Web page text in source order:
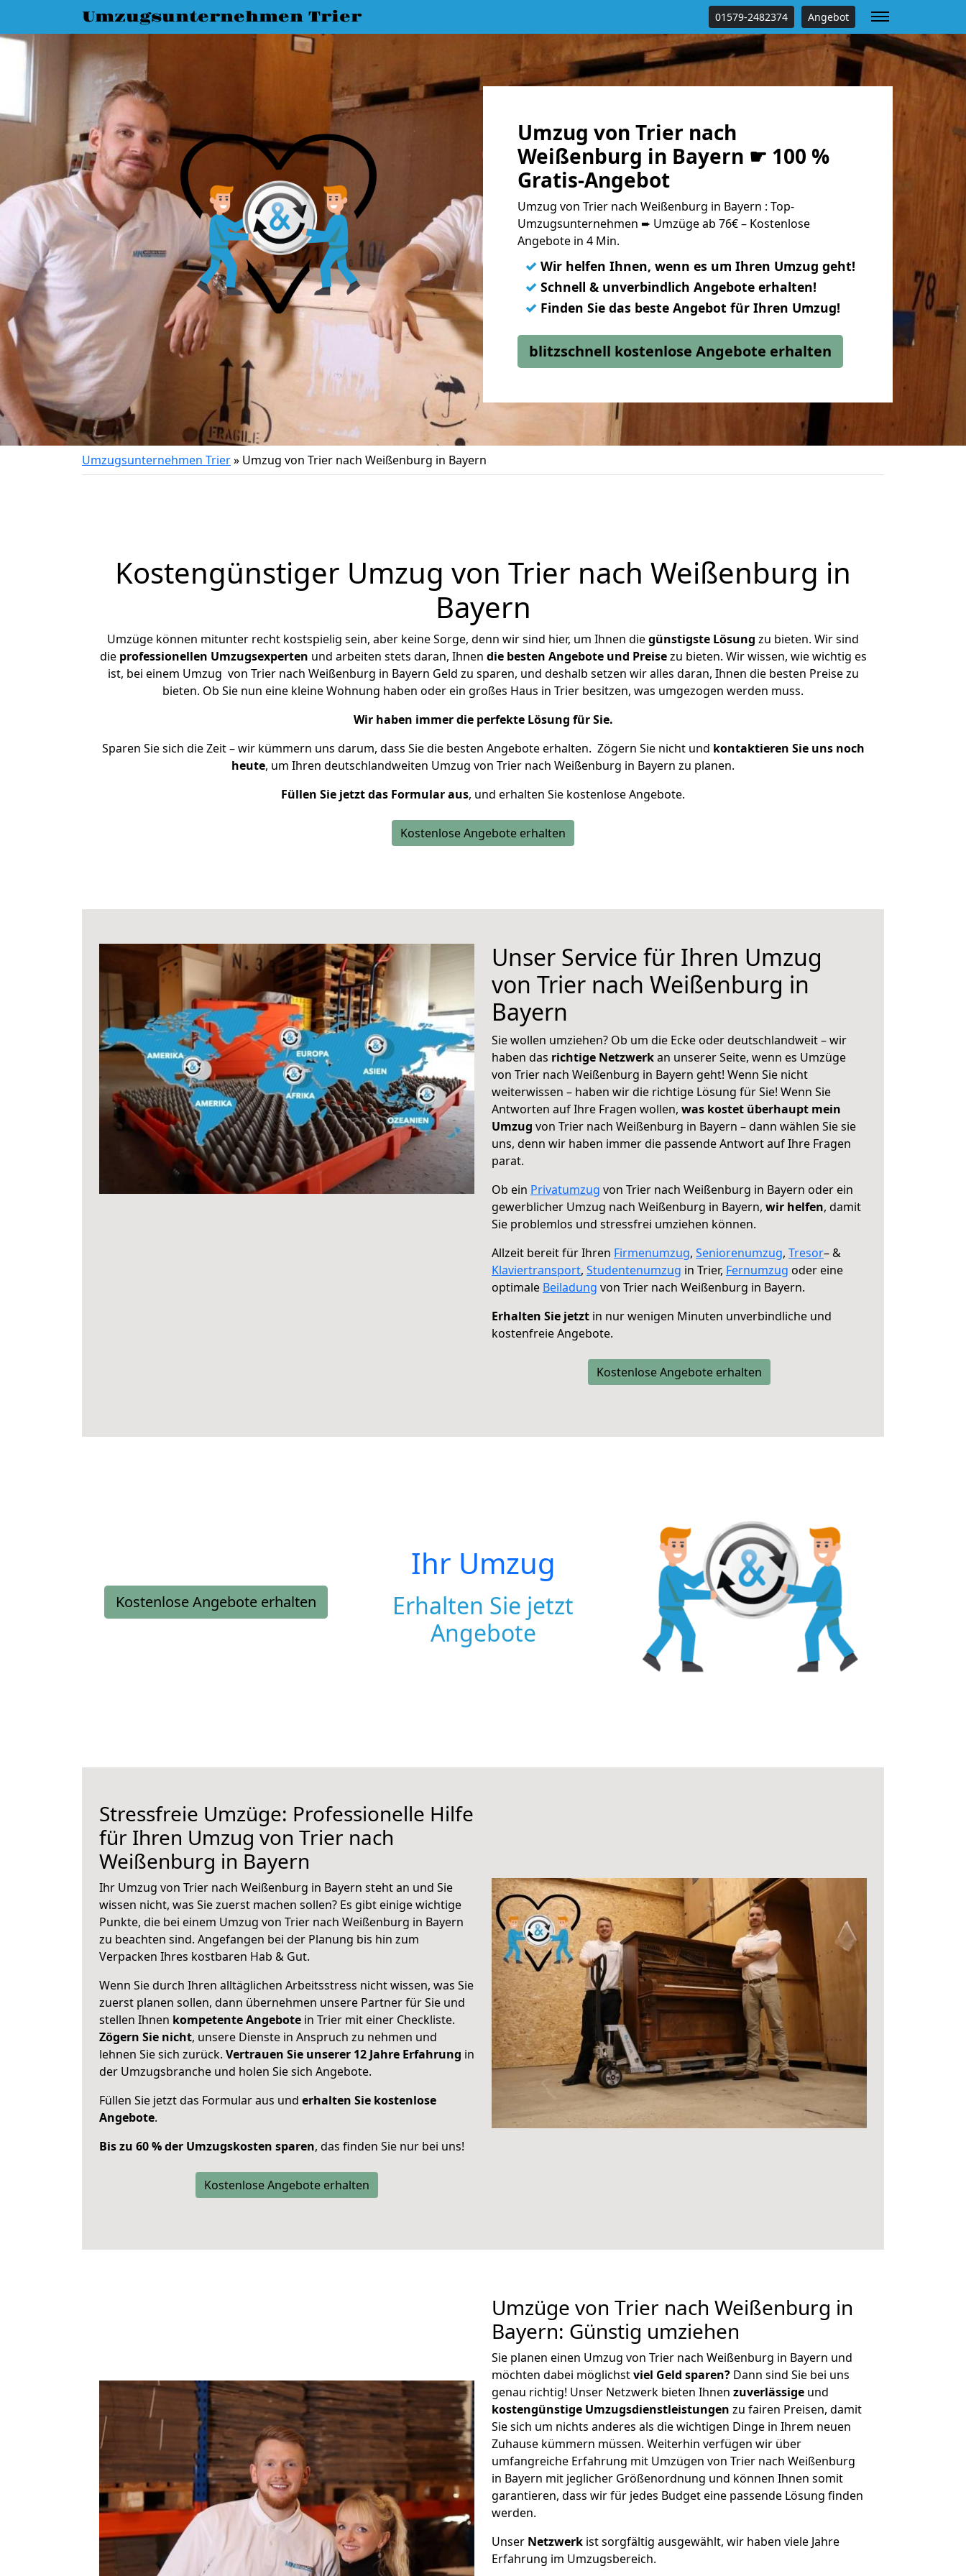
Umzugsunternehmen Trier 01579-2482374 Angebot
Umzug von Trier nach
Weißenburg in Bayern ☛ 100 %
Gratis-Angebot
Umzug von Trier nach Weißenburg in Bayern : Top-
Umzugsunternehmen ➨ Umzüge ab 76€ – Kostenlose
Angebote in 4 Min.
✓ Wir helfen Ihnen, wenn es um Ihren Umzug geht!
✓ Schnell & unverbindlich Angebote erhalten!
✓ Finden Sie das beste Angebot für Ihren Umzug!
blitzschnell kostenlose Angebote erhalten
Umzugsunternehmen Trier» Umzug von Trier nach Weißenburg in Bayern
Kostengünstiger Umzug von Trier nach Weißenburg in
Bayern
Umzüge können mitunter recht kostspielig sein, aber keine Sorge, denn wir sind hier, um Ihnen diegünstigste Lösung zu bieten. Wir sind
die professionellen Umzugsexperten und arbeiten stets daran, Ihnen die besten Angebote und Preisezu bieten. Wir wissen, wie wichtig es
ist, bei einem Umzug von Trier nach Weißenburg in Bayern Geld zu sparen, und deshalb setzen wir alles daran, Ihnen die besten Preise zu
bieten. Ob Sie nun eine kleine Wohnung haben oder ein großes Haus in Trier besitzen, was umgezogen werden muss.
Wir haben immer die perfekte Lösung für Sie.
Sparen Sie sich die Zeit – wir kümmern uns darum, dass Sie die besten Angebote erhalten. Zögern Sie nicht und kontaktieren Sie uns noch
heute, um Ihren deutschlandweiten Umzug von Trier nach Weißenburg in Bayern zu planen.
Füllen Sie jetzt das Formular aus, und erhalten Sie kostenlose Angebote.
Kostenlose Angebote erhalten
Unser Service für Ihren Umzug
von Trier nach Weißenburg in
Bayern
Sie wollen umziehen? Ob um die Ecke oder deutschlandweit – wir
haben das richtige Netzwerkan unserer Seite, wenn es Umzüge
von Trier nach Weißenburg in Bayern geht! Wenn Sie nicht
weiterwissen – haben wir die richtige Lösung für Sie! Wenn Sie
Antworten auf Ihre Fragen wollen, was kostet überhaupt mein
Umzug von Trier nach Weißenburg in Bayern – dann wählen Sie sie
uns, denn wir haben immer die passende Antwort auf Ihre Fragen
parat.
Ob ein Privatumzug von Trier nach Weißenburg in Bayern oder ein
gewerblicher Umzug nach Weißenburg in Bayern, wir helfen, damit
Sie problemlos und stressfrei umziehen können.
Allzeit bereit für Ihren Firmenumzug, Seniorenumzug, Tresor– &
Klaviertransport, Studentenumzug in Trier, Fernumzug oder eine
optimale Beiladung von Trier nach Weißenburg in Bayern.
Erhalten Sie jetzt in nur wenigen Minuten unverbindliche und
kostenfreie Angebote.
Kostenlose Angebote erhalten
Kostenlose Angebote erhalten
Ihr Umzug
Erhalten Sie jetzt
Angebote
Stressfreie Umzüge: Professionelle Hilfe
für Ihren Umzug von Trier nach
Weißenburg in Bayern
Ihr Umzug von Trier nach Weißenburg in Bayern steht an und Sie
wissen nicht, was Sie zuerst machen sollen? Es gibt einige wichtige
Punkte, die bei einem Umzug von Trier nach Weißenburg in Bayern
zu beachten sind. Angefangen bei der Planung bis hin zum
Verpacken Ihres kostbaren Hab & Gut.
Wenn Sie durch Ihren alltäglichen Arbeitsstress nicht wissen, was Sie
zuerst planen sollen, dann übernehmen unsere Partner für Sie und
stellen Ihnen kompetente Angebote in Trier mit einer Checkliste.
Zögern Sie nicht, unsere Dienste in Anspruch zu nehmen und
lehnen Sie sich zurück. Vertrauen Sie unserer 12 Jahre Erfahrung in
der Umzugsbranche und holen Sie sich Angebote.
Füllen Sie jetzt das Formular aus und erhalten Sie kostenlose
Angebote.
Bis zu 60 % der Umzugskosten sparen, das finden Sie nur bei uns!
Kostenlose Angebote erhalten
Umzüge von Trier nach Weißenburg in
Bayern: Günstig umziehen
Sie planen einen Umzug von Trier nach Weißenburg in Bayern und
möchten dabei möglichstviel Geld sparen? Dann sind Sie bei uns
genau richtig! Unser Netzwerk bieten Ihnen zuverlässige und
kostengünstige Umzugsdienstleistungen zu fairen Preisen, damit
Sie sich um nichts anderes als die wichtigen Dinge in Ihrem neuen
Zuhause kümmern müssen. Weiterhin verfügen wir über
umfangreiche Erfahrung mit Umzügen von Trier nach Weißenburg
in Bayern mit jeglicher Größenordnung und können Ihnen somit
garantieren, dass wir für jedes Budget eine passende Lösung finden
werden.
Unser Netzwerk ist sorgfältig ausgewählt, wir haben viele Jahre
Erfahrung im Umzugsbereich.